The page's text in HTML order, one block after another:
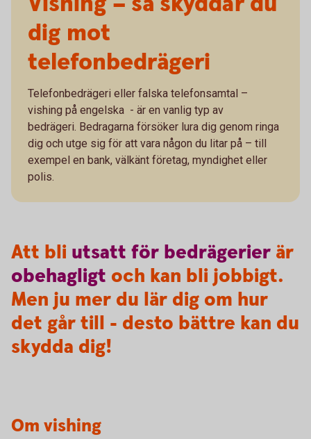
dig mot
telefonbedrägeri
Telefonbedrägeri eller falska telefonsamtal –
vishing på engelska - är en vanlig typ av
bedrägeri. Bedragarna försöker lura dig genom ringa
dig och utge sig för att vara någon du litar på – till
exempel en bank, välkänt företag, myndighet eller
polis.
Att bli utsatt för bedrägerier är
obehagligt och kan bli jobbigt.
Men ju mer du lär dig om hur
det går till - desto bättre kan du
skydda dig!
Om vishing